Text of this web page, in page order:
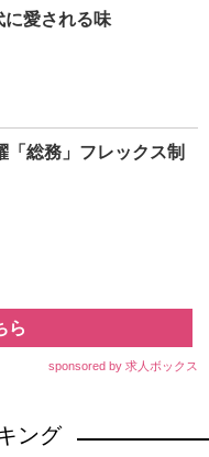
に愛される味
「総務」フレックス制
ら
sponsored by 求人ボックス
ング